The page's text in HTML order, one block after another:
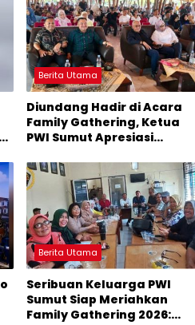
Berita Utama
Diundang Hadir di Acara
Family Gathering, Ketua
PWI Sumut Apresiasi
Belawan
Berita Utama
Seribuan Keluarga PWI
Sumut Siap Meriahkan
Family Gathering 2026: